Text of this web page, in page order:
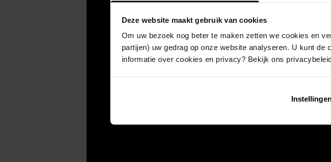
Deze website maakt gebruik van cookies
Om uw bezoek nog beter te maken zetten we cookies en
partijen) uw gedrag op onze website analyseren. U kunt
informatie over cookies en privacy? Bekijk ons